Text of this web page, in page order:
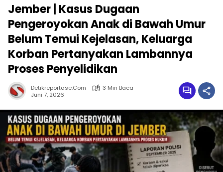
Jember | Kasus Dugaan
Pengeroyokan Anak di Bawah Umur
Belum Temui Kejelasan, Keluarga
Korban Pertanyakan Lambannya
Proses Penyelidikan
Detikreportase.com
3 Min Baca
Juni 7, 2026